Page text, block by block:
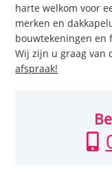
harte welkom voor
merken en
bouwtekeningen en
Wij zijn u graag van
afspraak!